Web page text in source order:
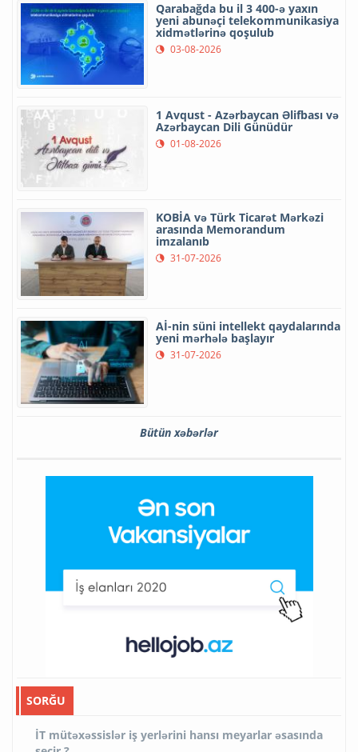
Qarabağda bu il 3 400-ə yaxın
yeni abunəçi telekommunikasiya
xidmətlərinə qoşulub
03-08-2026
1 Avqust - Azərbaycan Əlifbası və
Azərbaycan Dili Günüdür
01-08-2026
KOBİA və Türk Ticarət Mərkəzi
arasında Memorandum
imzalanıb
31-07-2026
Aİ-nin süni intellekt qaydalarında
yeni mərhələ başlayır
31-07-2026
Bütün xəbərlər
SORĞU
İT mütəxəssislər iş yerlərini hansı meyarlar əsasında